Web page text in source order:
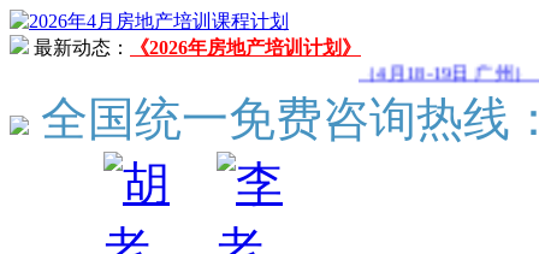
最新动态：
《2026年房地产培训计划》
（4月18-19日 广州）《
全国统一免费咨询热线